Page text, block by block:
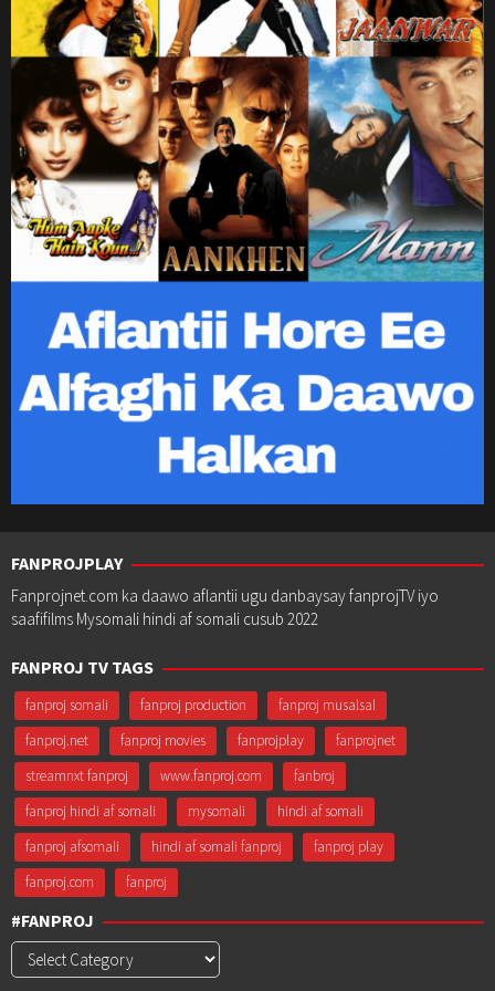
FANPROJPLAY
Fanprojnet.com ka daawo aflantii ugu danbaysay fanprojTV iyo
saafifilms Mysomali hindi af somali cusub 2022
FANPROJ TV TAGS
fanproj somali fanproj production
fanproj musalsal
fanproj.net
fanproj movies fanprojplay
fanprojnet
streamnxt fanproj
www.fanproj.com
fanbroj
fanproj hindi af somali
mysomali
hindi af somali
fanproj afsomali
hindi af somali fanproj
fanproj play
fanproj.com
fanproj
#FANPROJ
#Fanproj